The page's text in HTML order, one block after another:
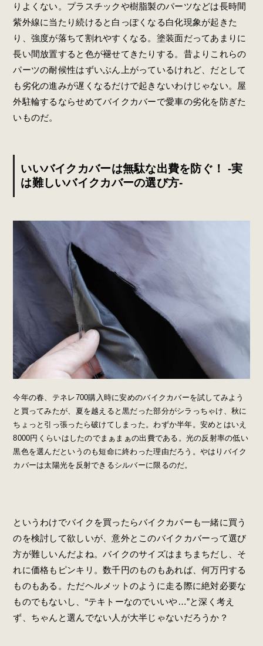
りよくない。プラスチックや樹脂製のパーツなどは長時間
紫外線に当たり続けると白っぽくなる白化現象が起きた
り、強度が落ちて割れやすくなる。塗装面だってあまりに
長い間放置すると色が褪せてきたりする。昔よりこれらの
パーツの耐候性はずいぶん上がっているけれど、だとして
も劣化の進みが遅くなるだけで起きないわけじゃない。屋
外駐輪するならせめてバイクカバーで愛車の劣化を防ぎた
いものだ。
いいバイクカバーは無駄な出費を防ぐ！ -実
は難しいバイクカバーの選び方-
今年の春、テネレ700購入時に安めのバイクカバーを試してみよう
と買ってみたが、夏を越えると黒だった部分がシラっちゃけ、秋に
ちょっと引っ張ったら破けてしまった。わずか半年。安めとはいえ
8000円くらいはしたのでまぁまぁの出費である。光の反射率の低い
黒色を選んだというのも短命に終わった理由だろう。やはりバイク
カバーは太陽光を反射できるシルバーに限るのだ。
というわけでバイクを買ったらバイクカバーも一緒に買う
のを検討して欲しいが、意外とこのバイクカバーって選び
方が難しいんだよね。バイクのサイズはまちまちだし、そ
れに価格もピンキリ。数千円のものもあれば、何万円する
ものもある。ただヘルメットのように走る際に絶対必要な
ものでもないし、“テキトーなのでいいや…”と深く考え
ず、ちゃんと選んでない人が大半じゃないだろうか？